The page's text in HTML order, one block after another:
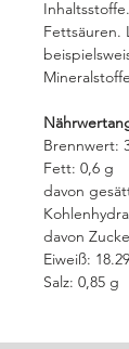
Fettsäuren.
Brennwert:
Fett: 0,6 g
davon
davon
Eiweiß:
Salz: 0,85 g